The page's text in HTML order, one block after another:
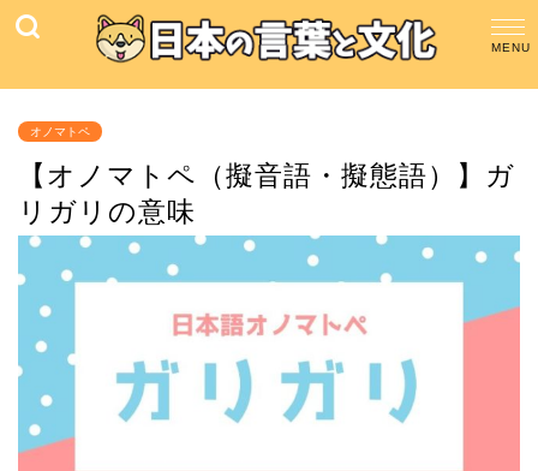
オノマトペ
【オノマトペ（擬音語・擬態語）】ガ
リガリの意味